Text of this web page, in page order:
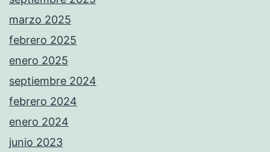
marzo 2025
febrero 2025
enero 2025
septiembre 2024
febrero 2024
enero 2024
junio 2023